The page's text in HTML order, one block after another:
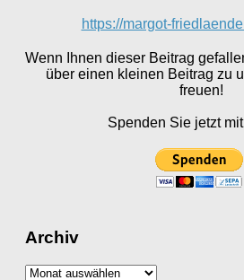
https://margot-
Wenn Ihnen dieser Beitrag
über einen kleinen Beitrag zu
freuen!
Spenden Sie jetzt
Archiv
Archiv